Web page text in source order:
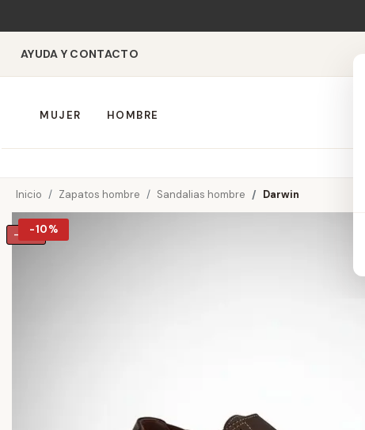
AYUDA Y CONTACTO
MUJER HOMBRE
Inicio Zapatos hombre Sandalias hombre Darwin
-10%-10%